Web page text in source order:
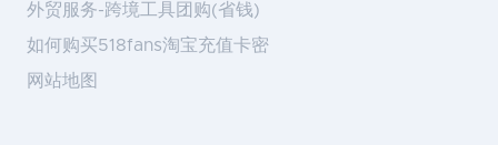
外贸服务-跨境工具团购(省钱)
如何购买518fans淘宝充值卡密
网站地图